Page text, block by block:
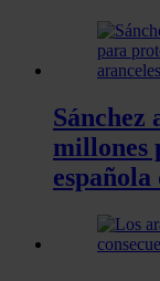
Sánchez
millones